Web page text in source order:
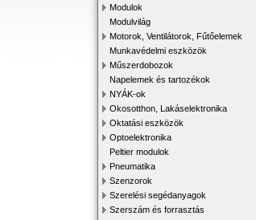
Modulok
Modulvilág
Motorok, Ventilátorok, Fűtőelemek
Munkavédelmi eszközök
Műszerdobozok
Napelemek és tartozékok
NYÁK-ok
Okosotthon, Lakáselektronika
Oktatási eszközök
Optoelektronika
Peltier modulok
Pneumatika
Szenzorok
Szerelési segédanyagok
Szerszám és forrasztás